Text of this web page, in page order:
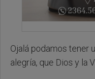
Ojalá podamos tener
alegría, que Dios y la